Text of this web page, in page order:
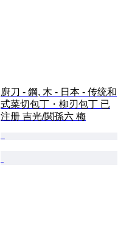
廚刀 - 鋼, 木 - 日本 - 传统和
式菜切包丁・柳刃包丁 已
注册 吉光/関孫六 梅